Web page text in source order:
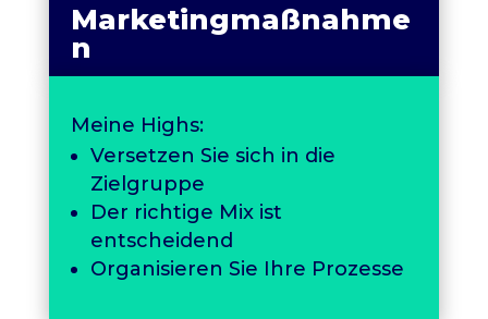
Marketingmaßnahme
n
Meine Highs:
Versetzen Sie sich in die
Zielgruppe
Der richtige Mix ist
entscheidend
Organisieren Sie Ihre Prozesse